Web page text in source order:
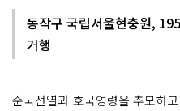
동작구 국립서울현충원,
거행
순국선열과 호국영령을 추모하